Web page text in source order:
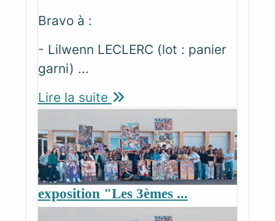
Bravo à :
- Lilwenn LECLERC (lot : panier
garni) ...
Lire la suite
exposition "Les 3èmes ...